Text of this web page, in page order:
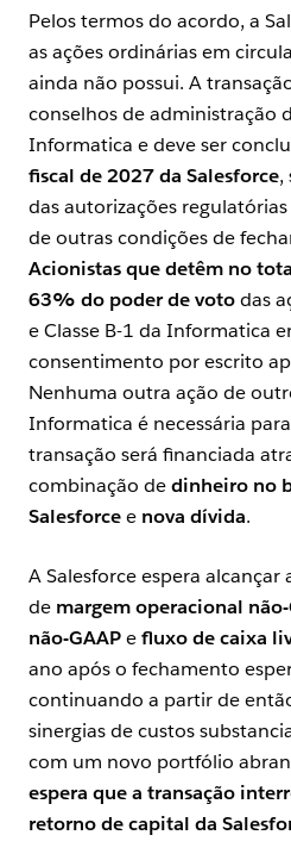
Pelos termos do acordo, a
as ações ordinárias em
ainda não possui. A
conselhos de administração
Informatica e deve ser
fiscal de 2027 da Salesforce,
das autorizações
de outras condições de
Acionistas que detêm no
63% do poder de votodas
e Classe B-1 da Informatica
consentimento por escrito
Nenhuma outra ação de
Informatica é necessária
transação será financiada
combinação dedinheiro no
Salesforcee nova dívida.
A Salesforce espera
de margem operacional não-
não-GAAPefluxo de caixa
ano após o fechamento
continuando a partir de
sinergias de custos
com um novo portfólio
espera que a transação
retorno de capital da